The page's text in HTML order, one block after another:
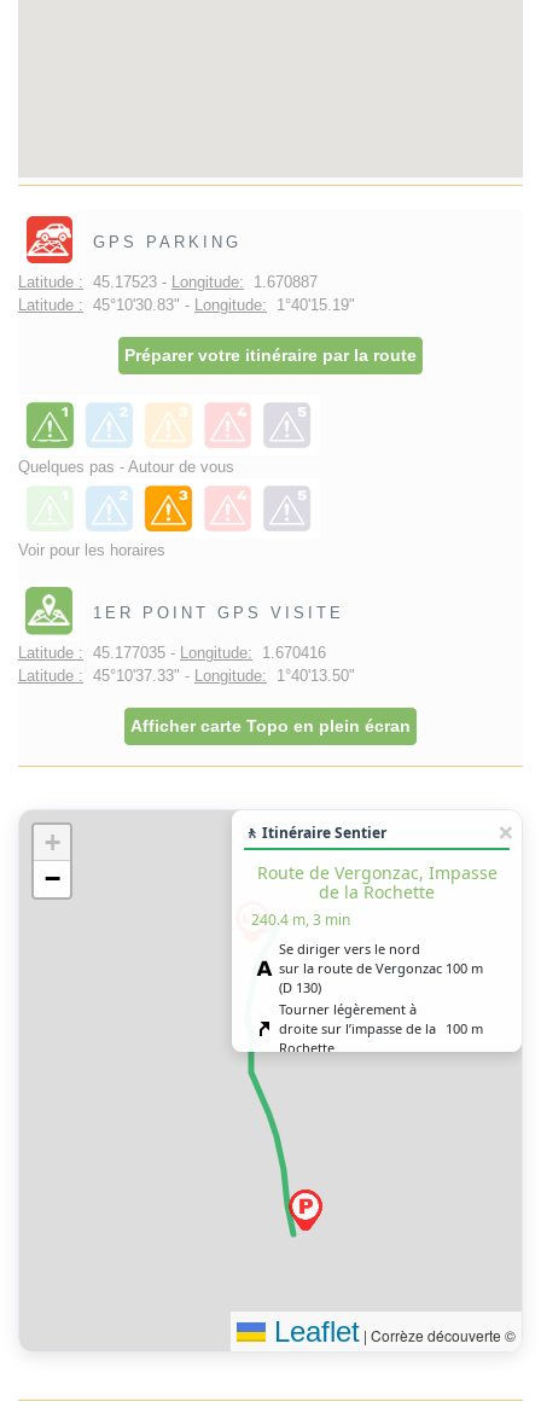
GPS PARKING
Latitude : 45.17523 - Longitude: 1.670887
Latitude : 45°10'30.83" - Longitude: 1°40'15.19"
Préparer votre itinéraire par la route
Quelques pas - Autour de vous
Voir pour les horaires
1ER POINT GPS VISITE
Latitude : 45.177035 - Longitude: 1.670416
Latitude : 45°10'37.33" - Longitude: 1°40'13.50"
Afficher carte Topo en plein écran
+
−
🚶 Itinéraire Sentier
Route de Vergonzac, Impasse
de la Rochette
240.4 m, 3 min
Se diriger vers le nord
sur la route de Vergonzac
(D 130)
100 m
Tourner légèrement à
droite sur l’impasse de la
Rochette
100 m
Leaflet | Corrèze découverte ©